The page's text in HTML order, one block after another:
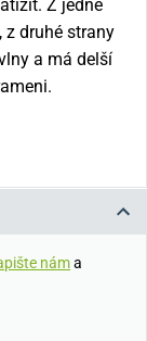
Z jedné
druhé strany
a má delší
náma